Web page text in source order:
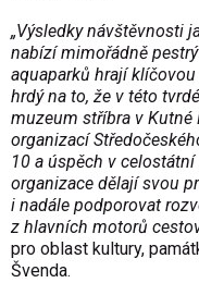
„Výsledky návštěvnosti
nabízí mimořádně
aquaparků hrají
hrdý na to, že v této
muzeum stříbra v Kutné
organizací
10 a úspěch v
organizace dělají svou
i nadále podporovat
z hlavních motorů
pro oblast kultury,
Švenda.